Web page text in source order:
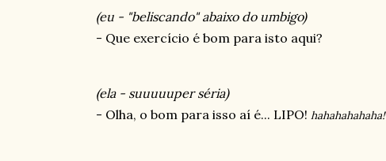
(eu - "beliscando" abaixo do umbigo)
- Que exercício é bom para isto aqui?
(ela - suuuuuper séria)
- Olha, o bom para isso aí é... LIPO! hahahahahaha!